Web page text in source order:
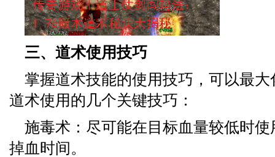
三、道术使用技巧
掌握道术技能的使用技巧，可以最
道术使用的几个关键技巧：
施毒术：尽可能在目标血量较低时
掉血时间。